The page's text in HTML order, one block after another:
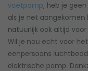
voetpomp, heb je
als je net aangekomen
natuurlijk ook altijd
Wil je nou echt voor
eenpersoons
elektrische pomp.